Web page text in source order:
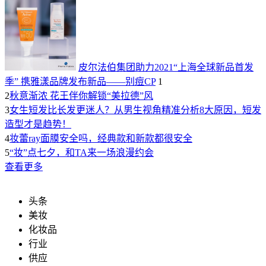
皮尔法伯集团助力2021“上海全球新品首发
季” 携雅漾品牌发布新品——别痘CP 1
2秋意渐浓 花王伴你解锁“美拉德”风
3女生短发比长发更迷人？从男生视角精准分析8大原因，短发
造型才是趋势！
4妆蕾ray面膜安全吗，经典款和新款都很安全
5“妆”点七夕，和TA来一场浪漫约会
查看更多
头条
美妆
化妆品
行业
供应